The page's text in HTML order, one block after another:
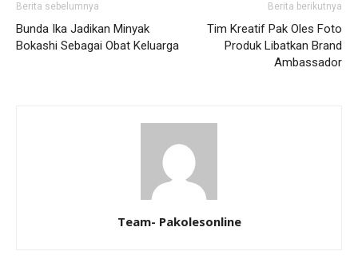
Berita sebelumnya
Bunda Ika Jadikan Minyak
Bokashi Sebagai Obat Keluarga
Berita berikutnya
Tim Kreatif Pak Oles Foto
Produk Libatkan Brand
Ambassador
Team- Pakolesonline